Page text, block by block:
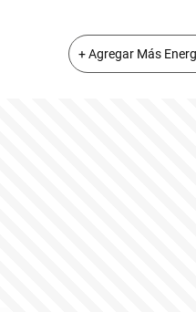
+ Agregar Más